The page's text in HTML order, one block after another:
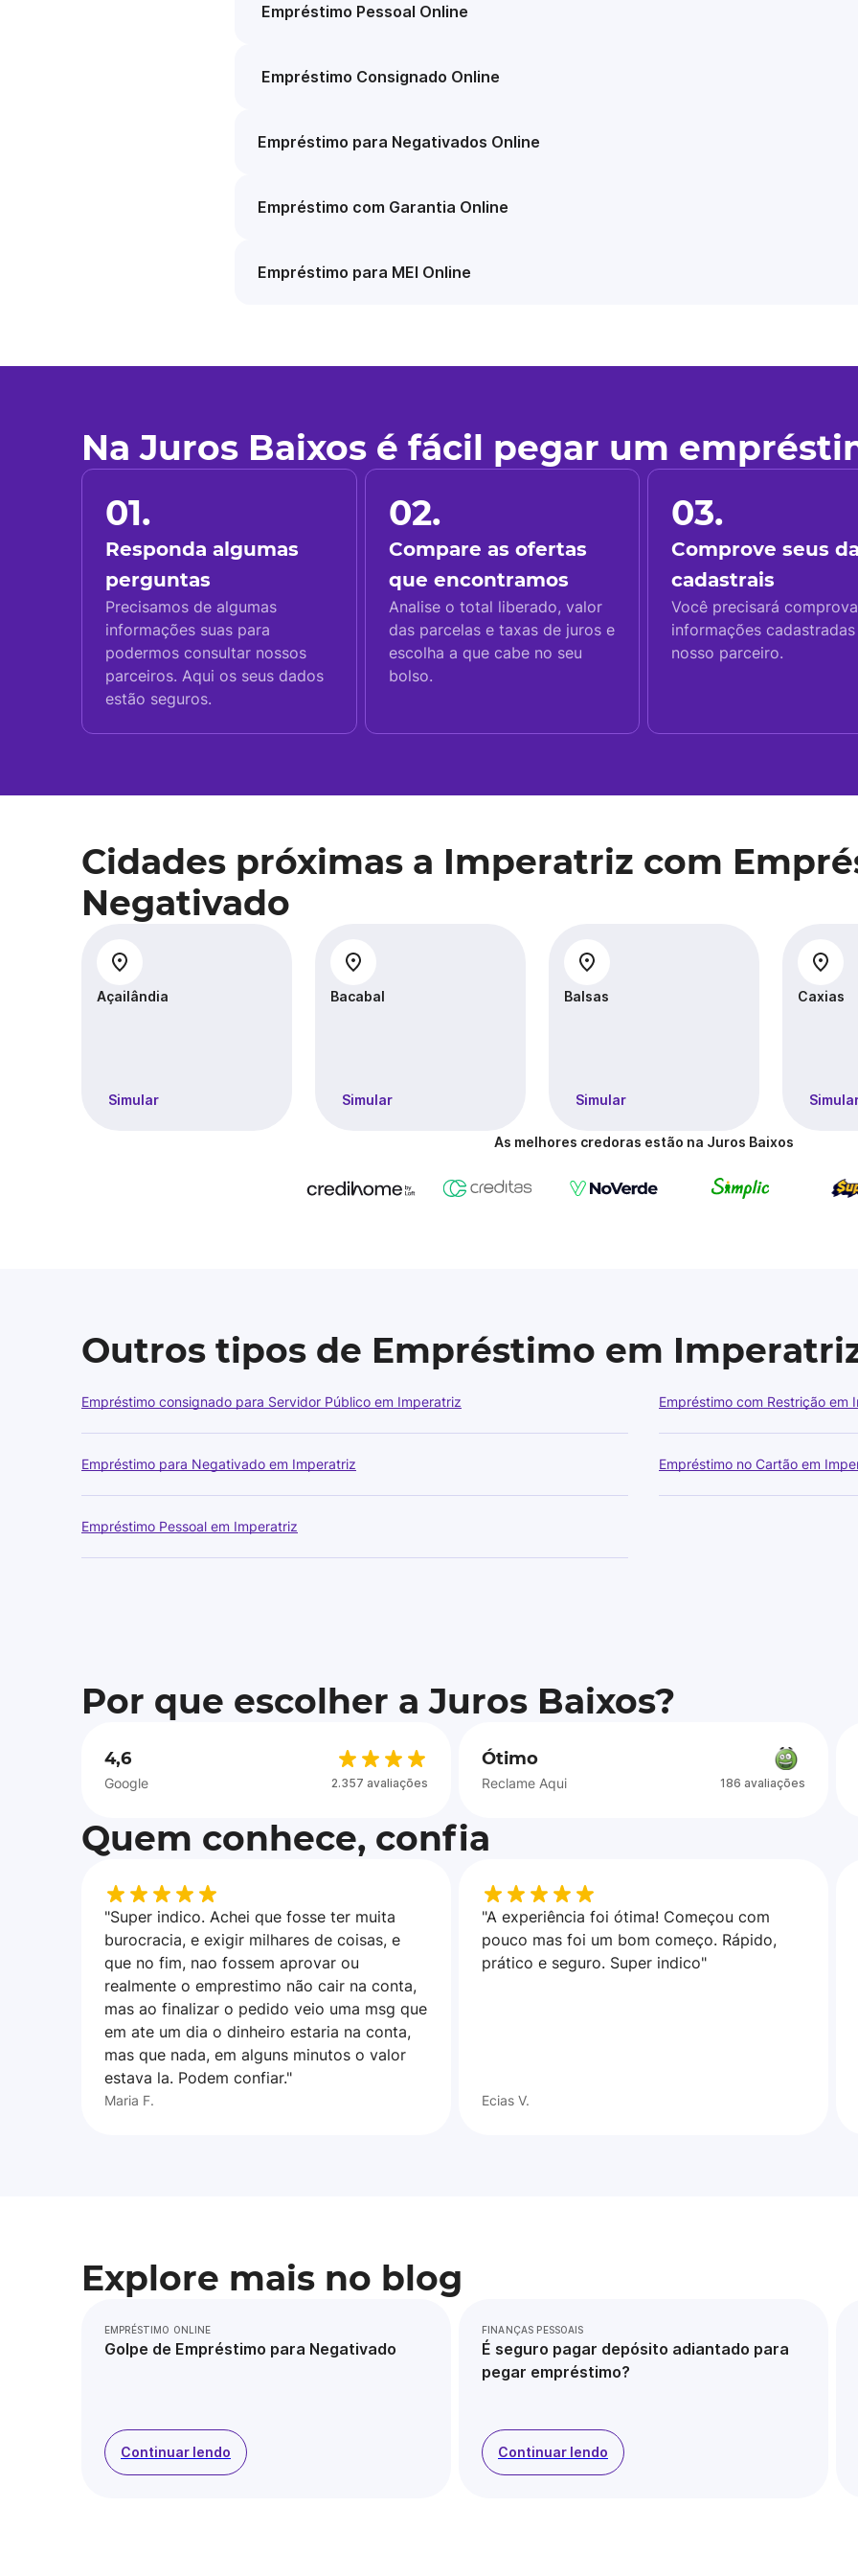
Empréstimo Pessoal Online
Empréstimo Consignado Online
Empréstimo para Negativados Online
Empréstimo com Garantia Online
Empréstimo para MEI Online
Na Juros Baixos é fácil pegar um
01.
Responda algumas
perguntas
Precisamos de algumas
informações suas para
podermos consultar nossos
parceiros. Aqui os seus dados
estão seguros.
02.
Compare as ofertas
que encontramos
Analise o total liberado, valor
das parcelas e taxas de juros e
escolha a que cabe no seu
bolso.
03.
Comprove seus
cadastrais
Você precisará
informações
nosso parceiro.
Cidades próximas a Imperatriz com
Negativado
Açailândia
Simular
Bacabal
Simular
Balsas
Simular
Caxias
As melhores credoras estão na Juros Baixos
Outros tipos de Empréstimo em
Empréstimo consignado para Servidor Público em Imperatriz Empréstimo com Restrição em
Empréstimo para Negativado em Imperatriz Empréstimo no Cartão em
Empréstimo Pessoal em Imperatriz
Por que escolher a Juros Baixos?
4,6
Google 2.357 avaliações
Ótimo
Reclame Aqui 186 avaliações
Quem conhece, confia
"Super indico. Achei que fosse ter muita
burocracia, e exigir milhares de coisas, e
que no fim, nao fossem aprovar ou
realmente o emprestimo não cair na conta,
mas ao finalizar o pedido veio uma msg que
em ate um dia o dinheiro estaria na conta,
mas que nada, em alguns minutos o valor
estava la. Podem confiar."
Maria F.
"A experiência foi ótima! Começou com
pouco mas foi um bom começo. Rápido,
prático e seguro. Super indico"
Ecias V.
Explore mais no blog
EMPRÉSTIMO ONLINE
Golpe de Empréstimo para Negativado
Continuar lendo
FINANÇAS PESSOAIS
É seguro pagar depósito adiantado para
pegar empréstimo?
Continuar lendo